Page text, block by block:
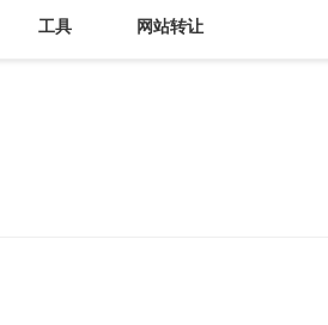
工具 网站转让